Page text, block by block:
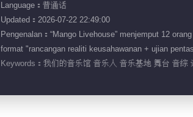
Language：普通话
Updated：2026-07-22 22:49:00
Pengenalan：“Mango Livehouse” menjemput 12
format "rancangan realiti keusahawanan + ujian
Keywords： 我们的音乐馆 音乐人 音乐基地 舞台 音